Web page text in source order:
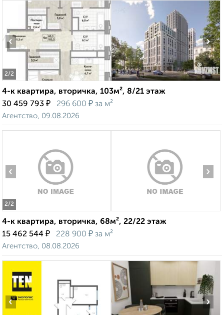
2/2
‹ ›
4-к квартира, вторичка, 103м², 8/21 этаж
30 459 793 ₽ 296 600 ₽ за м²
Агентство, 09.08.2026
2/2
‹ ›
4-к квартира, вторичка, 68м², 22/22 этаж
15 462 544 ₽ 228 900 ₽ за м²
Агентство, 08.08.2026
‹ ›